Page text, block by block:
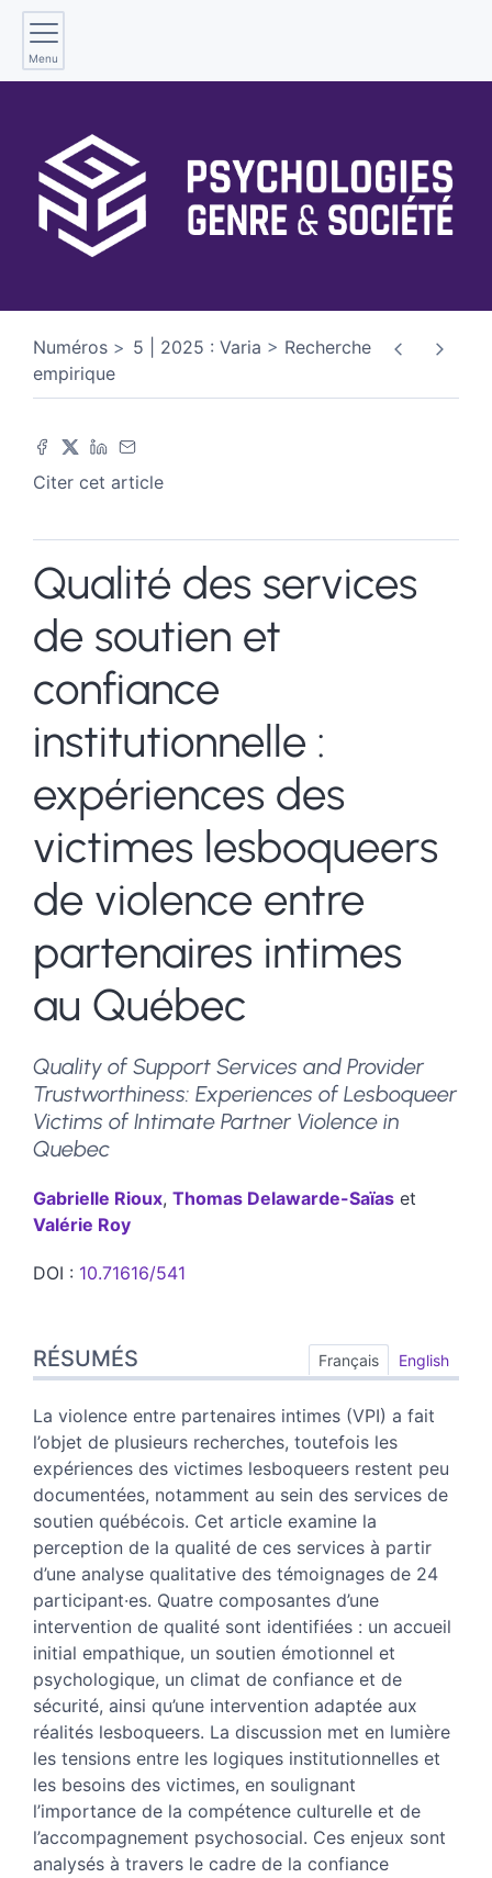
Menu
Numéros 5 | 2025 : Varia
Recherche
empirique
Citer cet article
Qualité des services
de soutien et
confiance
institutionnelle :
expériences des
victimes lesboqueers
de violence entre
partenaires intimes
au Québec
Quality of Support Services and Provider
Trustworthiness: Experiences of Lesboqueer
Victims of Intimate Partner Violence in
Quebec
Gabrielle Rioux, Thomas Delawarde-Saïas et
Valérie Roy
DOI : 10.71616/541
Index
Plan
Texte
Bibliographie
Notes
Citer cet article
Auteur·ices
RÉSUMÉS Français English
La violence entre partenaires intimes (VPI) a fait
l’objet de plusieurs recherches, toutefois les
expériences des victimes lesboqueers restent peu
documentées, notamment au sein des services de
soutien québécois. Cet article examine la
perception de la qualité de ces services à partir
d’une analyse qualitative des témoignages de 24
participant·es. Quatre composantes d’une
intervention de qualité sont identifiées : un accueil
initial empathique, un soutien émotionnel et
psychologique, un climat de confiance et de
sécurité, ainsi qu’une intervention adaptée aux
réalités lesboqueers. La discussion met en lumière
les tensions entre les logiques institutionnelles et
les besoins des victimes, en soulignant
l’importance de la compétence culturelle et de
l’accompagnement psychosocial. Ces enjeux sont
analysés à travers le cadre de la confiance